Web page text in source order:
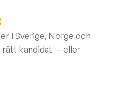
i Sverige, Norge och
rätt kandidat — eller